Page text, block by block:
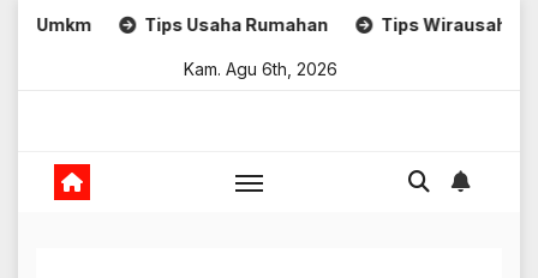
Skip
Tips Usaha Rumahan Tips Wirausaha
Kam. Agu 6th, 2026